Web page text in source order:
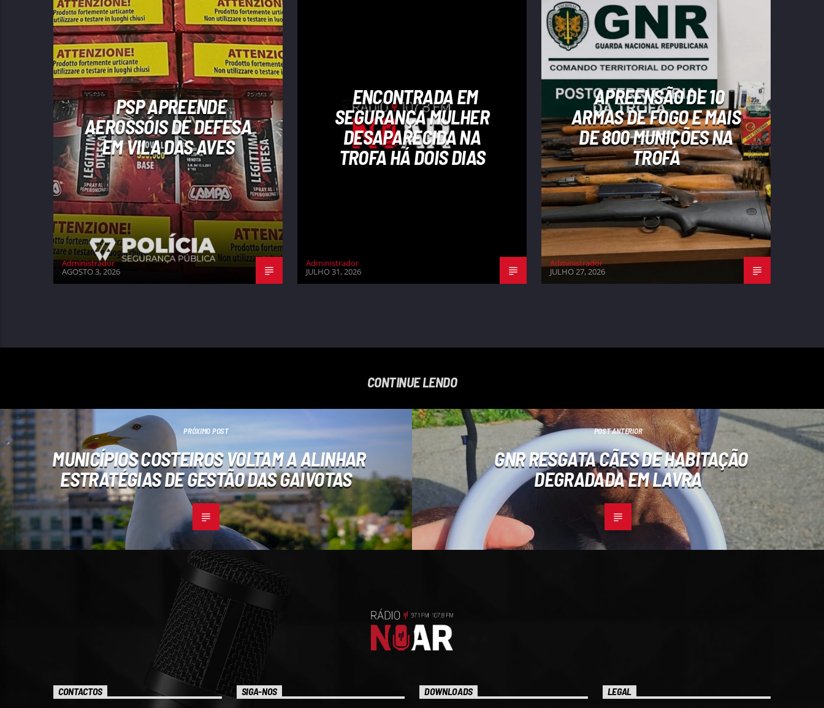
PSP APREENDE
AEROSSÓIS DE DEFESA
EM VILA DAS AVES
Administrador
AGOSTO 3, 2026
ENCONTRADA EM
SEGURANÇA MULHER
DESAPARECIDA NA
TROFA HÁ DOIS DIAS
Administrador
JULHO 31, 2026
APREENSÃO DE 10
ARMAS DE FOGO E MAIS
DE 800 MUNIÇÕES NA
TROFA
Administrador
JULHO 27, 2026
CONTINUE LENDO
PRÓXIMO POST
MUNICÍPIOS COSTEIROS VOLTAM A ALINHAR
ESTRATÉGIAS DE GESTÃO DAS GAIVOTAS
POST ANTERIOR
GNR RESGATA CÃES DE HABITAÇÃO
DEGRADADA EM LAVRA
CONTACTOS SIGA-NOS DOWNLOADS LEGAL